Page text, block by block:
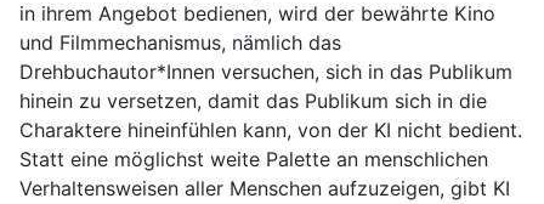
in ihrem Angebot bedienen, wird der bewährte Kino
und Filmmechanismus, nämlich das
Drehbuchautor*Innen versuchen, sich in das Publikum
hinein zu versetzen, damit das Publikum sich in die
Charaktere hineinfühlen kann, von der KI nicht bedient.
Statt eine möglichst weite Palette an menschlichen
Verhaltensweisen aller Menschen aufzuzeigen, gibt KI